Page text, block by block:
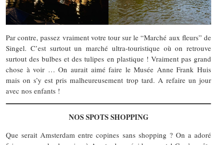
Par contre, passez vraiment votre tour sur le “Marché aux fleurs” de
Singel. C’est surtout un marché ultra-touristique où on retrouve
surtout des bulbes et des tulipes en plastique ! Vraiment pas grand
chose à voir … On aurait aimé faire le Musée Anne Frank Huis
mais on s’y est pris malheureusement trop tard. A refaire un jour
avec nos enfants !
NOS SPOTS SHOPPING
Que serait Amsterdam entre copines sans shopping ? On a adoré